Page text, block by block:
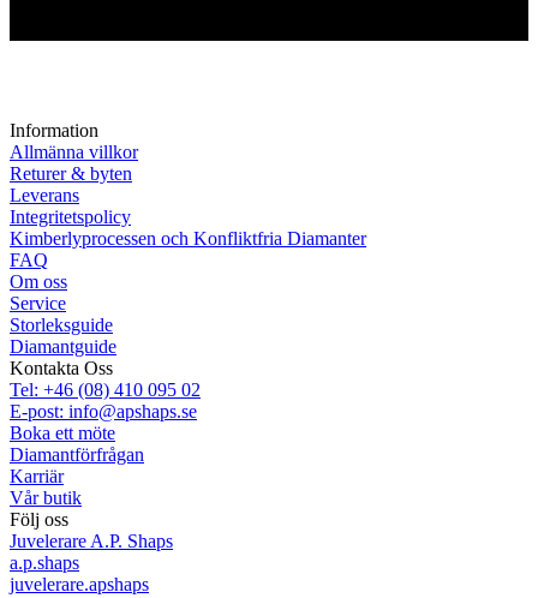
Information
Allmänna villkor
Returer & byten
Leverans
Integritetspolicy
Kimberlyprocessen och Konfliktfria Diamanter
FAQ
Om oss
Service
Storleksguide
Diamantguide
Kontakta Oss
Tel: +46 (08) 410 095 02
E-post: info@apshaps.se
Boka ett möte
Diamantförfrågan
Karriär
Vår butik
Följ oss
Juvelerare A.P. Shaps
a.p.shaps
juvelerare.apshaps